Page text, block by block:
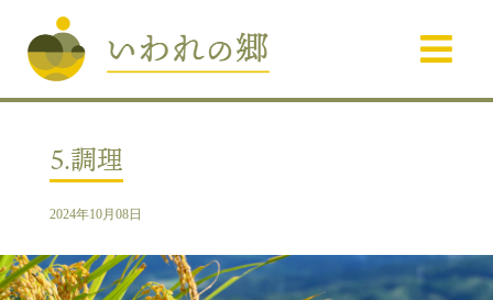
5.調理
2024年10月08日